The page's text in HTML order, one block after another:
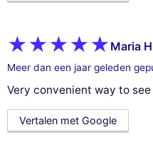
Maria
Meer dan een jaar geleden
Very convenient way to see
Vertalen met Google